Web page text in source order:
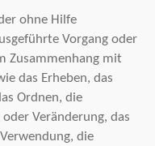
ohne Hilfe
Vorgang oder
Zusammenhang mit
das Erheben, das
Ordnen, die
Veränderung, das
die